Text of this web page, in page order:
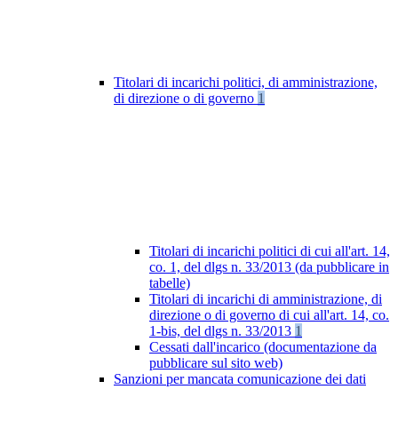
Titolari di incarichi politici, di amministrazione,
di direzione o di governo 1
Titolari di incarichi politici di cui all'art. 14,
co. 1, del dlgs n. 33/2013 (da pubblicare in
tabelle)
Titolari di incarichi di amministrazione, di
direzione o di governo di cui all'art. 14, co.
1-bis, del dlgs n. 33/2013 1
Cessati dall'incarico (documentazione da
pubblicare sul sito web)
Sanzioni per mancata comunicazione dei dati